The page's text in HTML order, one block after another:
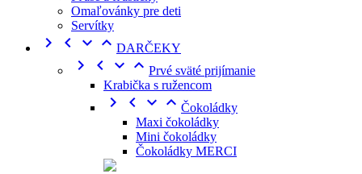
Omaľovánky pre deti
Servítky
    DARČEKY
    Prvé sväté prijímanie
Krabička s ružencom
    Čokoládky
Maxi čokoládky
Mini čokoládky
Čokoládky MERCI